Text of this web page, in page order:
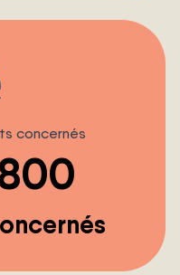
concernés